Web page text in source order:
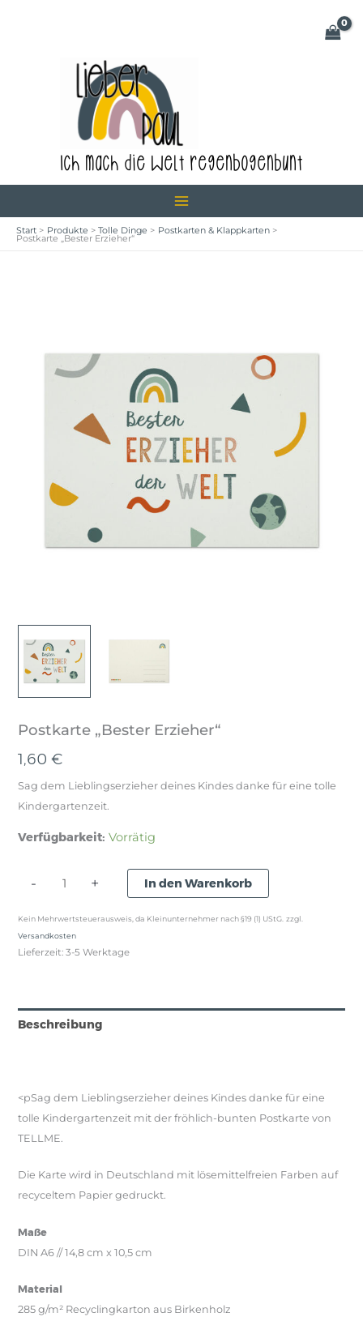
Ich mach die Welt regenbogenbunt
Start Produkte Tolle Dinge Postkarten & Klappkarten
Postkarte „Bester Erzieher“
Postkarte „Bester Erzieher“
1,60€
Sag dem Lieblingserzieher deines Kindes danke für eine tolle
Kindergartenzeit.
Verfügbarkeit: Vorrätig
-
Postkarte
Erzieher"
+ In den Warenkorb
Kein Mehrwertsteuerausweis, da Kleinunternehmer nach §19 (1) UStG. zzgl.
Versandkosten
Lieferzeit:3-5 Werktage
Beschreibung
<pSag dem Lieblingserzieher deines Kindes danke für eine
tolle Kindergartenzeit mit der fröhlich-bunten Postkarte von
TELLME.
Die Karte wird in Deutschland mit lösemittelfreien Farben auf
recyceltem Papier gedruckt.
Maße
DIN A6 // 14,8 cm x 10,5 cm
Material
285 g/m² Recyclingkarton aus Birkenholz